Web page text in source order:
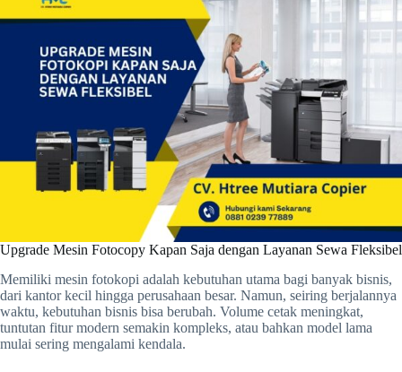
Upgrade Mesin Fotocopy Kapan Saja dengan Layanan Sewa Fleksibel
Memiliki mesin fotokopi adalah kebutuhan utama bagi banyak bisnis,
dari kantor kecil hingga perusahaan besar. Namun, seiring berjalannya
waktu, kebutuhan bisnis bisa berubah. Volume cetak meningkat,
tuntutan fitur modern semakin kompleks, atau bahkan model lama
mulai sering mengalami kendala.